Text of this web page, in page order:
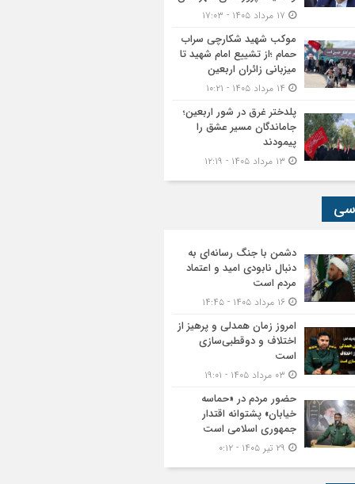
موکب شهید شکارچی سراب
حمام ؛از تشییع امام شهید تا
میزبانی زائران اربعین
پلدختر غرق در شور اربعین؛
جاماندگان مسیر عشق را
پیمودند
دشمن با جنگ رسانه‌ای به
دنبال نابودی امید و اعتماد
مردم است
امروز زمان همدلی و پرهیز از
اختلاف و دوقطبی‌سازی
است
حضور مردم در «حماسه
خیابان» پشتوانه اقتدار
جمهوری اسلامی است